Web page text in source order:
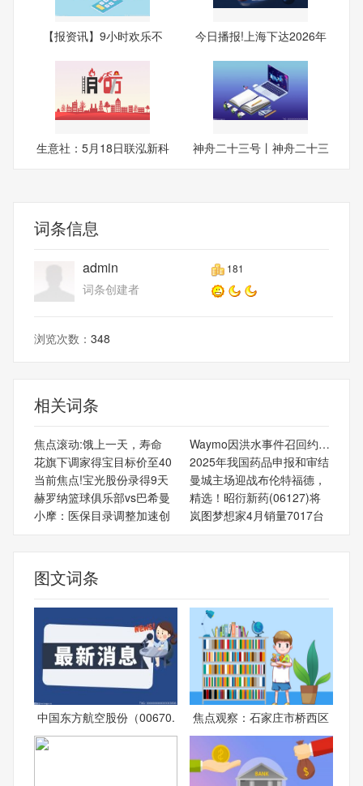
【报资讯】9小时欢乐不
今日播报!上海下达2026年
生意社：5月18日联泓新科
神舟二十三号丨神舟二十三
词条信息
admin 181
词条创建者
浏览次数： 348
相关词条
焦点滚动:饿上一天，寿命
Waymo因洪水事件召回约380
花旗下调家得宝目标价至40
2025年我国药品申报和审结
当前焦点!宝光股份录得9天
曼城主场迎战布伦特福德，
赫罗纳篮球俱乐部vs巴希曼
精选！昭衍新药(06127)将
小摩：医保目录调整加速创
岚图梦想家4月销量7017台
图文词条
中国东方航空股份（00670. 焦点观察：石家庄市桥西区